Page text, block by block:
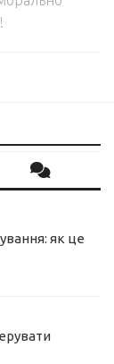
як це